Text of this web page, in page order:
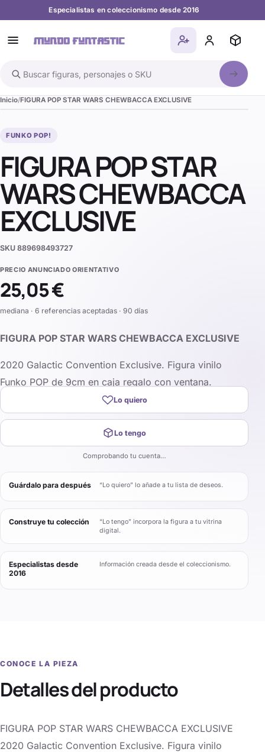
Especialistas en coleccionismo desde 2016
Buscar en el catálogo
Inicio FIGURA POP STAR WARS CHEWBACCA EXCLUSIVE
FUNKO POP!
FIGURA POP STAR
WARS CHEWBACCA
EXCLUSIVE
SKU 889698493727
PRECIO ANUNCIADO ORIENTATIVO
25,05 €
mediana · 6 referencias aceptadas · 90 días
FIGURA POP STAR WARS CHEWBACCA EXCLUSIVE
2020 Galactic Convention Exclusive. Figura vinilo
Funko POP de 9cm en caja regalo con ventana.
Lo quiero
Lo tengo
Comprobando tu cuenta…
Guárdalo para después “Lo quiero” lo añade a tu lista de deseos.
Construye tu colección
“Lo tengo” incorpora la figura a tu vitrina
digital.
Especialistas desde
2016
Información creada desde el coleccionismo.
CONOCE LA PIEZA
Detalles del producto
FIGURA POP STAR WARS CHEWBACCA EXCLUSIVE
2020 Galactic Convention Exclusive. Figura vinilo